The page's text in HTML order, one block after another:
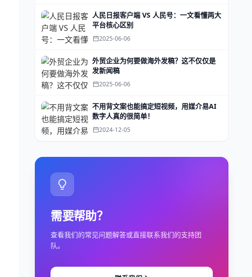
人民日报客户端 VS 人民号：一文看懂两大
平台核心区别
2025-06-06
外贸企业为何要做海外发稿？这不仅仅是
发新闻稿
2025-06-06
不用背文案也能搞定短视频，用媒介易AI
数字人真的很简单！
2024-12-05
需要帮助？
查看我们的常见问题解答或直接联系我们的支持团
队。